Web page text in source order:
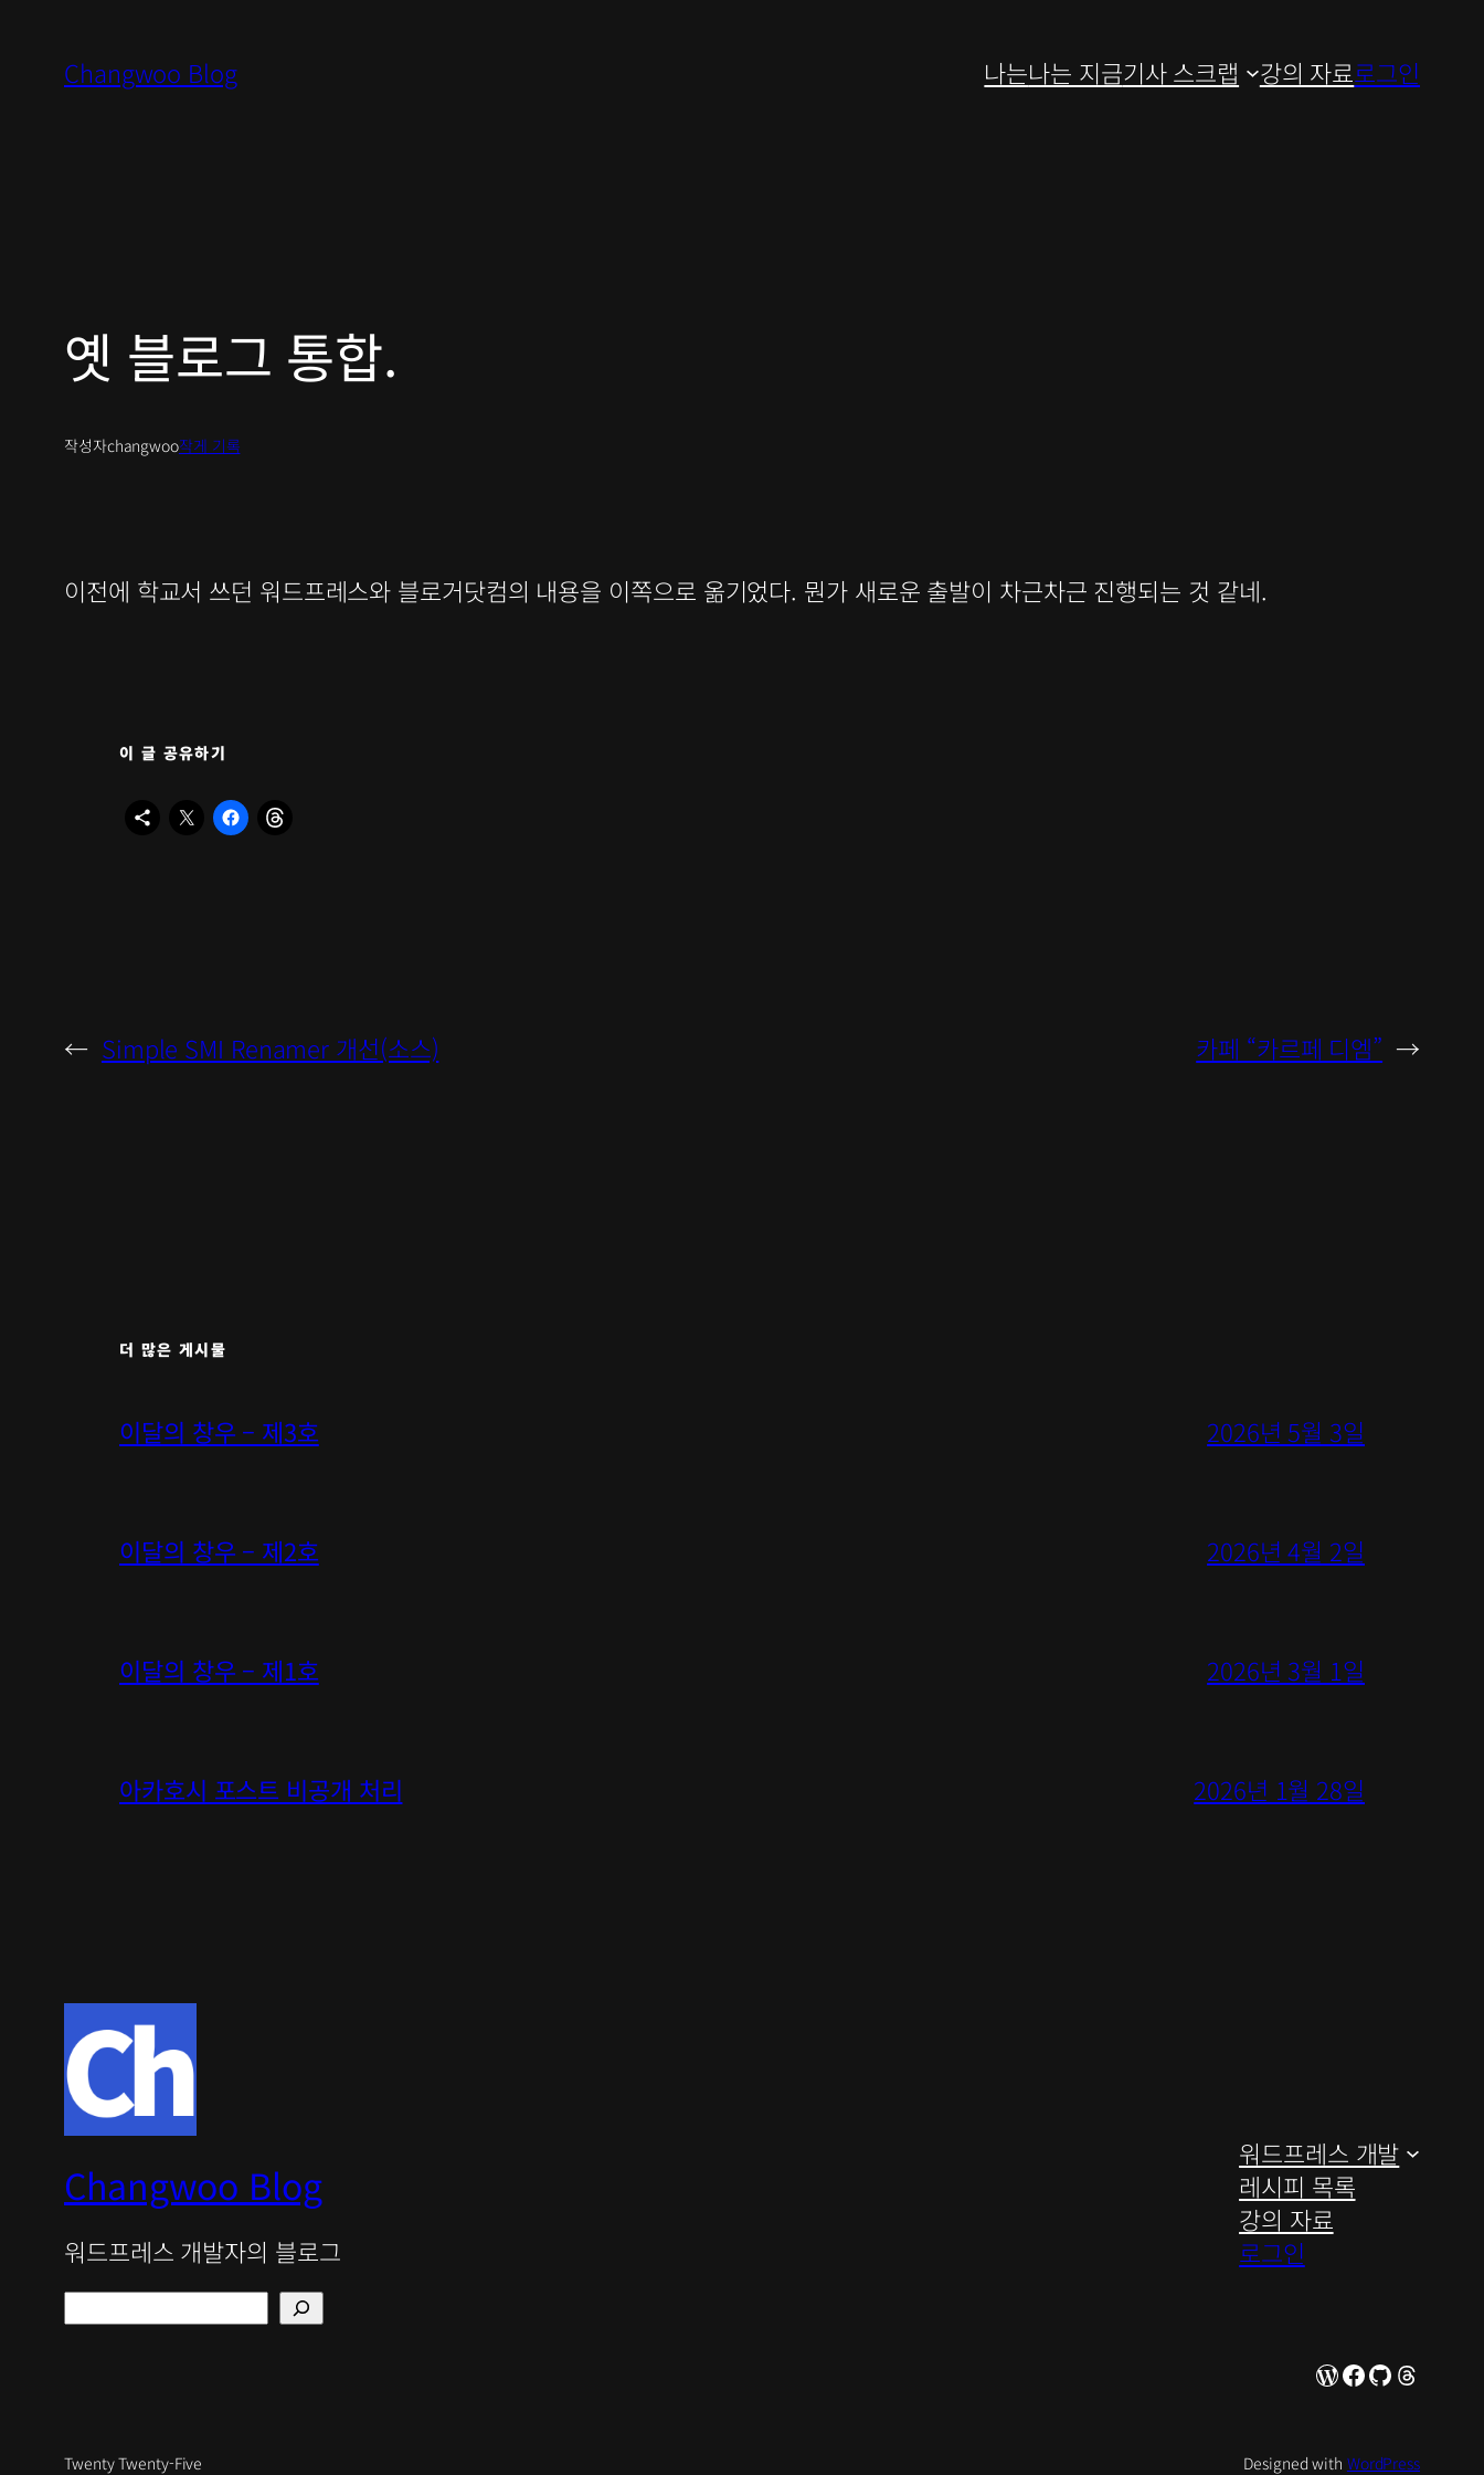
Changwoo Blog 나는나는 지금기사 스크랩 강의 자료로그인
옛 블로그 통합.
작성자changwoo작게 기록
이전에 학교서 쓰던 워드프레스와 블로거닷컴의 내용을 이쪽으로 옮기었다. 뭔가 새로운 출발이 차근차근 진행되는 것 같네.
이 글 공유하기
← Simple SMI Renamer 개선(소스) 카페 “카르페 디엠” →
더 많은 게시물
이달의 창우 – 제3호 2026년 5월 3일
이달의 창우 – 제2호 2026년 4월 2일
이달의 창우 – 제1호 2026년 3월 1일
아카호시 포스트 비공개 처리 2026년 1월 28일
Changwoo Blog
워드프레스 개발자의 블로그
워드프레스 개발
레시피 목록
강의 자료
로그인
WordPress
Facebook
GitHub
Twenty Twenty-Five Designed with WordPress